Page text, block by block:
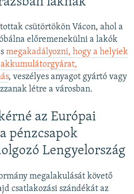
csütörtökön Vácon, ahol a
előremenekülni a lakók
megakadályozni, hogy a helyiek
, veszélyes anyagot gyártó vagy
létre a városban.
az Európai
pénzcsapok
Lengyelország
megalakulását követő
csatlakozási szándékát az